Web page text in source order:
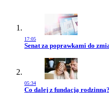
17:05
Przejdź do artykułu:
Senat za poprawkami do
05:34
Przejdź do artykułu:
Co dalej z fundacją